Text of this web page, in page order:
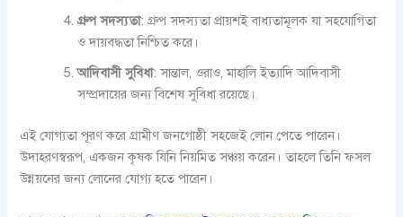
গ্রুপ সদস্যতা: গ্রুপ সদস্যতা প্রায়শই বাধ্যতামূলক যা সহযোগিতা
ও দায়বদ্ধতা নিশ্চিত করে।
আদিবাসী সুবিধা: সান্তাল, ওরাও, মাহালি ইত্যাদি আদিবাসী
সম্প্রদায়ের জন্য বিশেষ সুবিধা রয়েছে।
এই যোগ্যতা পূরণ করে গ্রামীণ জনগোষ্ঠী সহজেই লোন পেতে পারেন।
উদাহরণস্বরূপ, একজন কৃষক যিনি নিয়মিত সঞ্চয় করেন। তাহলে তিনি ফসল
উন্নয়নের জন্য লোনের যোগ্য হতে পারেন।